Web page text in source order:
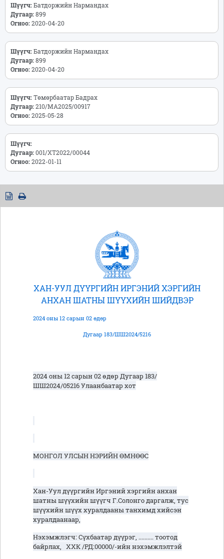
Шүүгч:Батдоржийн Нармандах
Дугаар:899
Огноо:2020-04-20
Шүүгч:Батдоржийн Нармандах
Дугаар:899
Огноо:2020-04-20
Шүүгч:Төмөрбаатар Бадрах
Дугаар:210/МА2025/00917
Огноо:2025-05-28
Шүүгч:
Дугаар:001/ХТ2022/00044
Огноо:2022-01-11
ХАН-УУЛ ДҮҮРГИЙН ИРГЭНИЙ ХЭРГИЙН
АНХАН ШАТНЫ ШҮҮХИЙН ШИЙДВЭР
2024 оны 12 сарын 02 өдөр
Дугаар 183/ШШ2024/5216
2024 оны 12 сарын 02 өдөр Дугаар 183/
ШШ2024/05216 Улаанбаатар хот
МОНГОЛ УЛСЫН НЭРИЙН ӨМНӨӨС
Хан-Уул дүүргийн Иргэний хэргийн анхан
шатны шүүхийн шүүгч Г.Солонго даргалж, тус
шүүхийн шүүх хуралдааны танхимд хийсэн
хуралдаанаар,
Нэхэмжлэгч: Сүхбаатар дүүрэг, .......... тоотод
байрлах, ХХК /РД:00000/-ийн нэхэмжлэлтэй